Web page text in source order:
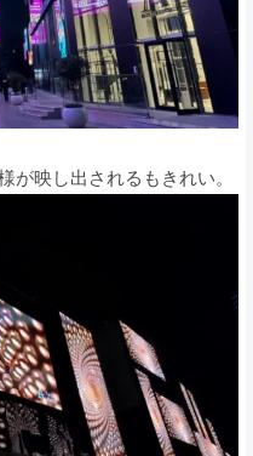
が映し出されるもきれい。